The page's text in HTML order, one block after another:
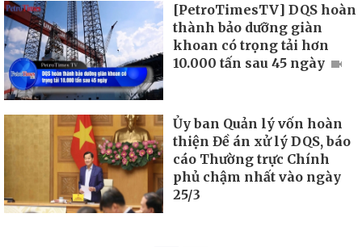
[PetroTimesTV] DQS hoàn
thành bảo dưỡng giàn
khoan có trọng tải hơn
10.000 tấn sau 45 ngày
Ủy ban Quản lý vốn hoàn
thiện Đề án xử lý DQS, báo
cáo Thường trực Chính
phủ chậm nhất vào ngày
25/3